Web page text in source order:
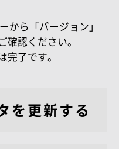
から「バージョン」
認ください。
了です。
を更新する